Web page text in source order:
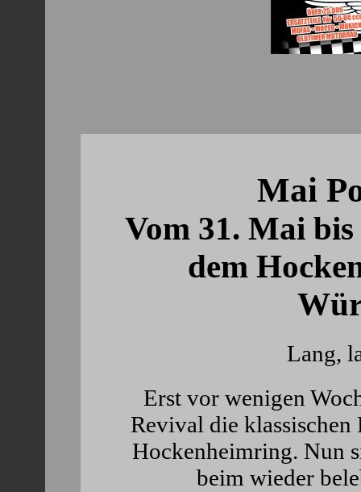
Mai
Vom 31. Mai
dem
Lang,
Erst vor wenigen
Revival die klassischen
Hockenheimring. Nun
beim wieder